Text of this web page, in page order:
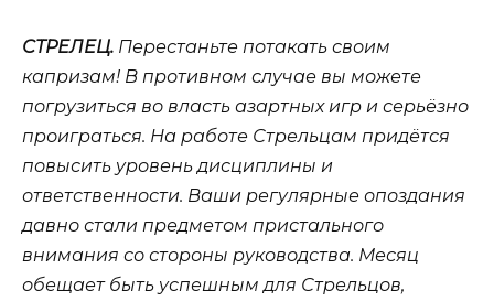
СТРЕЛЕЦ. Перестаньте потакать своим
капризам! В противном случае вы можете
погрузиться во власть азартных игр и серьёзно
проиграться. На работе Стрельцам придётся
повысить уровень дисциплины и
ответственности. Ваши регулярные опоздания
давно стали предметом пристального
внимания со стороны руководства. Месяц
обещает быть успешным для Стрельцов,